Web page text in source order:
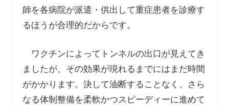
師を各病院が派遣・供出して重症患者を診療す
るほうが合理的だからです。
ワクチンによってトンネルの出口が見えてき
ましたが、その効果が現れるまでにはまだ時間
がかかります。決して油断することなく、さら
なる体制整備を柔軟かつスピーディーに進めて